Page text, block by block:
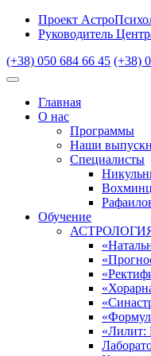
Проект
Руководитель
(+38) 050 684 66 45 (+38)
Главная
О нас
Программы
Наши
Специалисты
Обучение
«Лилит: